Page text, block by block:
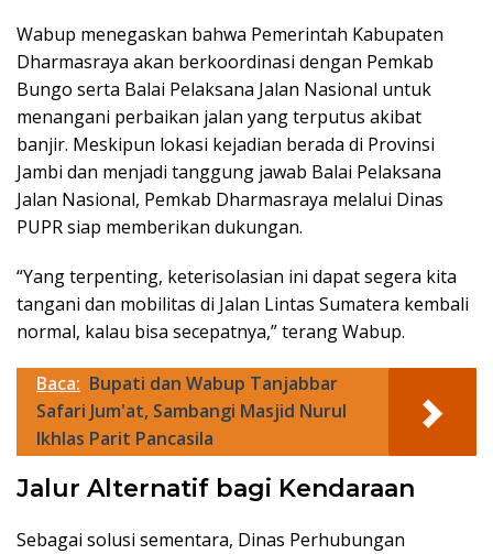
Wabup menegaskan bahwa Pemerintah Kabupaten
Dharmasraya akan berkoordinasi dengan Pemkab
Bungo serta Balai Pelaksana Jalan Nasional untuk
menangani perbaikan jalan yang terputus akibat
banjir. Meskipun lokasi kejadian berada di Provinsi
Jambi dan menjadi tanggung jawab Balai Pelaksana
Jalan Nasional, Pemkab Dharmasraya melalui Dinas
PUPR siap memberikan dukungan.
“Yang terpenting, keterisolasian ini dapat segera kita
tangani dan mobilitas di Jalan Lintas Sumatera kembali
normal, kalau bisa secepatnya,” terang Wabup.
Baca: Bupati dan Wabup Tanjabbar
Safari Jum'at, Sambangi Masjid Nurul
Ikhlas Parit Pancasila
Jalur Alternatif bagi Kendaraan
Sebagai solusi sementara, Dinas Perhubungan